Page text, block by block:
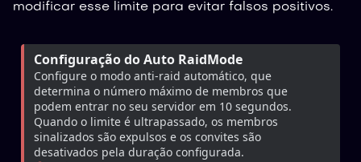
modificar esse limite para evitar falsos positivos.
Configuração do Auto RaidMode
Configure o modo anti-raid automático, que
determina o número máximo de membros que
podem entrar no seu servidor em 10 segundos.
Quando o limite é ultrapassado, os membros
sinalizados são expulsos e os convites são
desativados pela duração configurada.